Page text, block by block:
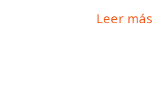
Leer más